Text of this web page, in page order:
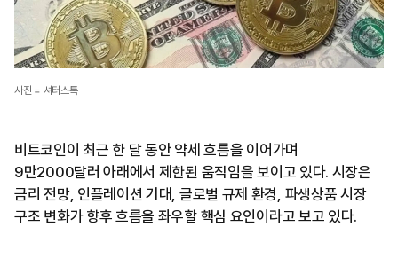
사진 = 셔터스톡
비트코인이 최근 한 달 동안 약세 흐름을 이어가며
9만2000달러 아래에서 제한된 움직임을 보이고 있다. 시장은
금리 전망, 인플레이션 기대, 글로벌 규제 환경, 파생상품 시장
구조 변화가 향후 흐름을 좌우할 핵심 요인이라고 보고 있다.